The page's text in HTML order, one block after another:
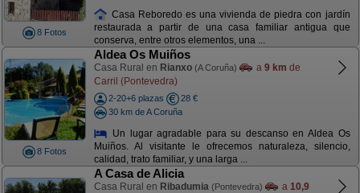
8 Fotos
Casa Reboredo es una vivienda de piedra con jardín
restaurada a partir de una casa familiar antigua que
conserva, entre otros elementos, una ...
8 Fotos
Aldea Os Muiños
Casa Rural en Rianxo (A Coruña) a 9 km de
Carril (Pontevedra)
2-20+6 plazas
28 €
30 km de A Coruña
Un lugar agradable para su descanso en Aldea Os
Muiños. Al visitante le ofrecemos naturaleza, silencio,
calidad, trato familiar, y una larga ...
A Casa de Alicia
Casa Rural en Ribadumia (Pontevedra) a 10,9